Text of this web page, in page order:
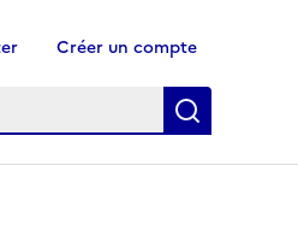
Créer un compte